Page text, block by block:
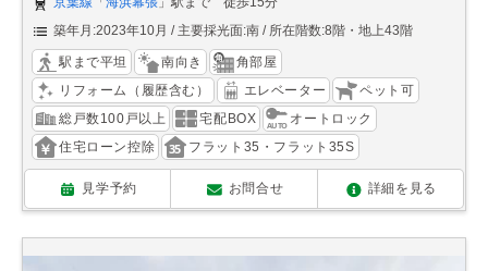
築年月:2023年10月
主要採光面:南 所在階数:8階・地上43階
駅まで平坦 南向き
角部屋
リフォーム（履歴含む）
エレベーター
ペット可
総戸数100戸以上
宅配BOX
オートロック
住宅ローン控除
フラット35・フラット35S
見学予約 お問合せ 詳細を見る